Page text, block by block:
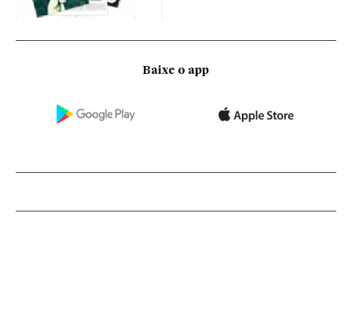
Baixe o app